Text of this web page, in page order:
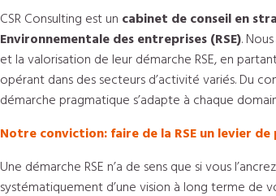
CSR Consulting est un cabinet de conseil en
Environnementale des entreprises (RSE).
et la valorisation de leur démarche RSE, en
opérant dans des secteurs d’activité variés. Du
démarche pragmatique s’adapte à chaque
Notre conviction: faire de la RSE un levier
Une démarche RSE n’a de sens que si vous
systématiquement d’une vision à long terme de